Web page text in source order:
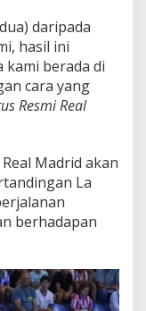
daripada
hasil ini
berada di
cara yang
Resmi Real
Madrid akan
La
berhadapan